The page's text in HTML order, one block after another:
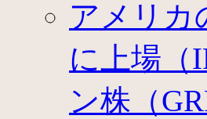
アメリカ
に上場（
ン株（